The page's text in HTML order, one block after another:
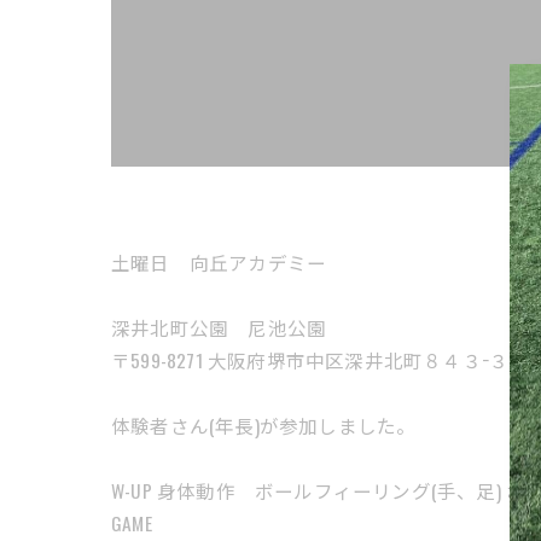
土曜日 向丘アカデミー
深井北町公園 尼池公園
〒599-8271 大阪府堺市中区深井北町８４３−３
体験者さん(年長)が参加しました。
W-UP 身体動作 ボールフィーリング(手、足) お
GAME